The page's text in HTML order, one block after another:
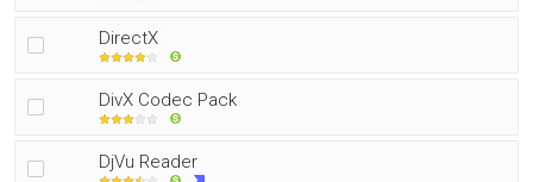
DirectX
DivX Codec Pack
DjVu Reader